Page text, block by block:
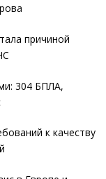
причиной
304 БПЛА,
к качеству